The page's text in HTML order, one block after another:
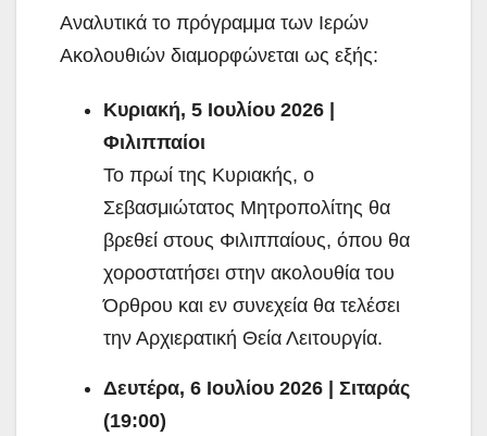
Αναλυτικά το πρόγραμμα των Ιερών
Ακολουθιών διαμορφώνεται ως εξής:
Κυριακή, 5 Ιουλίου 2026 |
Φιλιππαίοι
Το πρωί της Κυριακής, ο
Σεβασμιώτατος Μητροπολίτης θα
βρεθεί στους Φιλιππαίους, όπου θα
χοροστατήσει στην ακολουθία του
Όρθρου και εν συνεχεία θα τελέσει
την Αρχιερατική Θεία Λειτουργία.
Δευτέρα, 6 Ιουλίου 2026 | Σιταράς
(19:00)